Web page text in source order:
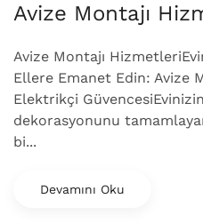
Avize Montajı
Avize Montajı
Ellere Emanet Edin: Avize
Elektrikçi
dekorasyonunu
bi...
Devamını Oku